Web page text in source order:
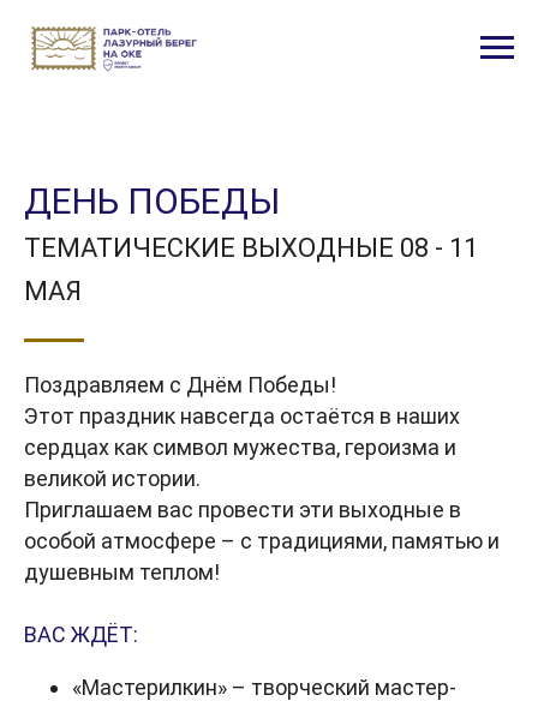
ДЕНЬ ПОБЕДЫ
ТЕМАТИЧЕСКИЕ ВЫХОДНЫЕ 08 - 11
МАЯ
Поздравляем с Днём Победы!
Этот праздник навсегда остаётся в наших
сердцах как символ мужества, героизма и
великой истории.
Приглашаем вас провести эти выходные в
особой атмосфере – с традициями, памятью и
душевным теплом!
ВАС ЖДЁТ:
«Мастерилкин» – творческий мастер-